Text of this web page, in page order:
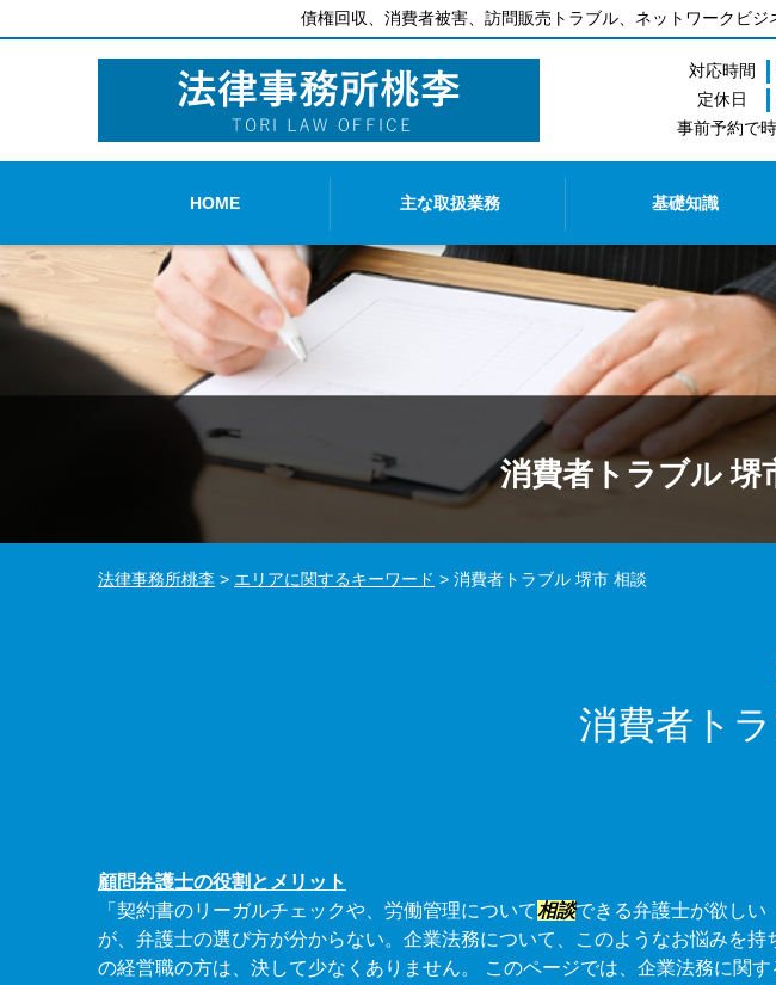
債権回収、消費者被害、訪問販売トラブル、ネットワークビ
対応時間
定休日
事前予約で
HOME 主な取扱業務 基礎知識
消費者トラブル 堺
法律事務所桃李 > エリアに関するキーワード > 消費者トラブル 堺市 相談
消費者ト
顧問弁護士の役割とメリット
「契約書のリーガルチェックや、労働管理について相談できる弁護士が欲しい
が、弁護士の選び方が分からない。企業法務について、このようなお悩みを持
の経営職の方は、決して少なくありません。 このページでは、企業法務に関す